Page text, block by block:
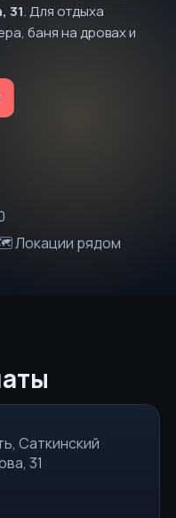
31. Для отдыха
баня на дровах и
Локации рядом
Саткинский
31